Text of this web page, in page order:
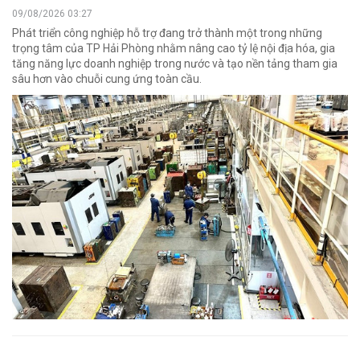
09/08/2026 03:27
Phát triển công nghiệp hỗ trợ đang trở thành một trong những
trọng tâm của TP Hải Phòng nhằm nâng cao tỷ lệ nội địa hóa, gia
tăng năng lực doanh nghiệp trong nước và tạo nền tảng tham gia
sâu hơn vào chuỗi cung ứng toàn cầu.